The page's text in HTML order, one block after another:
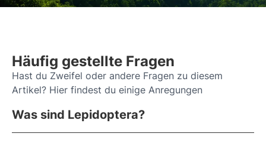
Häufig gestellte Fragen
Hast du Zweifel oder andere Fragen zu diesem
Artikel? Hier findest du einige Anregungen
Was sind Lepidoptera?